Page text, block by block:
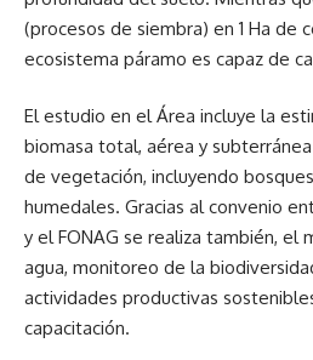
(procesos de siembra) en 1 Ha de
ecosistema páramo es capaz de
El estudio en el Área incluye la
biomasa total, aérea y
de vegetación, incluyendo
humedales. Gracias al convenio
y el FONAG se realiza también, el
agua, monitoreo de la
actividades productivas
capacitación.